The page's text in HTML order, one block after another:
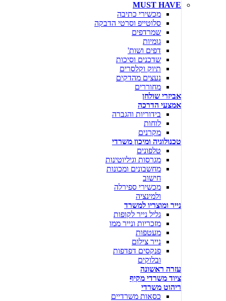
MUST HAVE
מכשירי כתיבה
סלוטייפ וסרטי הדבקה
שמרדפים
גומיות
דפים ושות'
שדכנים וסיכות
תיוק וקלסרים
נעצים מהדקים
מחוררים
אביזרי שולחן
אמצעי הדרכה
בידוריות והגברה
לוחות
מקרנים
טכנולוגיה ומיכון משרדי
טלפונים
מגרסות וגיליוטינות
מחשבונים ומכונות
חישוב
מכשירי ספירלה
ולמינציה
נייר ומוצריו למשרד
גליל נייר לקופות
מזכריות ונייר ממו
מעטפות
נייר צילום
פנקסים דפדפות
ובלוקים
עזרה ראשונה
ציוד משרדי מקיף
ריהוט משרדי
כסאות משרדיים